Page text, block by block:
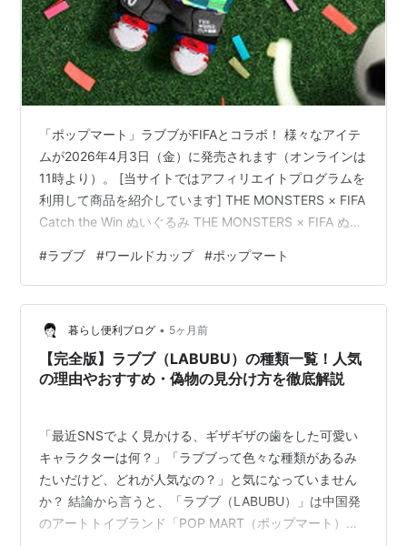
「ポップマート」ラブブがFIFAとコラボ！ 様々なアイテ
ムが2026年4月3日（金）に発売されます（オンラインは
11時より）。 [当サイトではアフィリエイトプログラムを
利用して商品を紹介しています] THE MONSTERS × FIFA
Catch the Win ぬいぐるみ THE MONSTERS × FIFA ぬい
バッグ THE MONSTERS × FIFA ルミナスペンダント THE
MONSTERS × FIFA ストラップ THE MONSTERS × FIFA
マグネット付きボトルオープナー ポップマートは…
#ラブブ #ワールドカップ #ポップマート
暮らし便利ブログ • 5ヶ月前
【完全版】ラブブ（LABUBU）の種類一覧！人気
の理由やおすすめ・偽物の見分け方を徹底解説
「最近SNSでよく見かける、ギザギザの歯をした可愛い
キャラクターは何？」「ラブブって色々な種類があるみ
たいだけど、どれが人気なの？」と気になっていません
か？ 結論から言うと、「ラブブ（LABUBU）」は中国発
のアートトイブランド「POP MART（ポップマート）」